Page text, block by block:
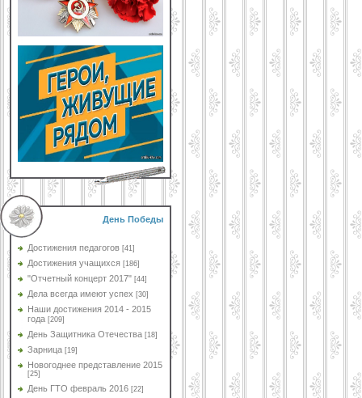
День Победы
Достижения педагогов [41]
Достижения учащихся [186]
"Отчетный концерт 2017" [44]
Дела всегда имеют успех [30]
Наши достижения 2014 - 2015
года [209]
День Защитника Отечества [18]
Зарница [19]
Новогоднее представление 2015
[25]
День ГТО февраль 2016 [22]